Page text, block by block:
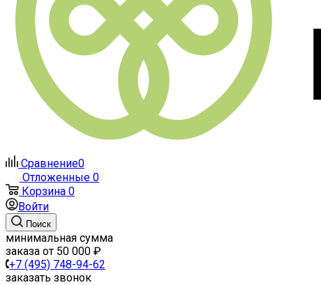
Сравнение0
Отложенные 0
Корзина 0
Войти
Поиск
минимальная сумма
заказа от 50 000 ₽
+7 (495) 748-94-62
заказать звонок